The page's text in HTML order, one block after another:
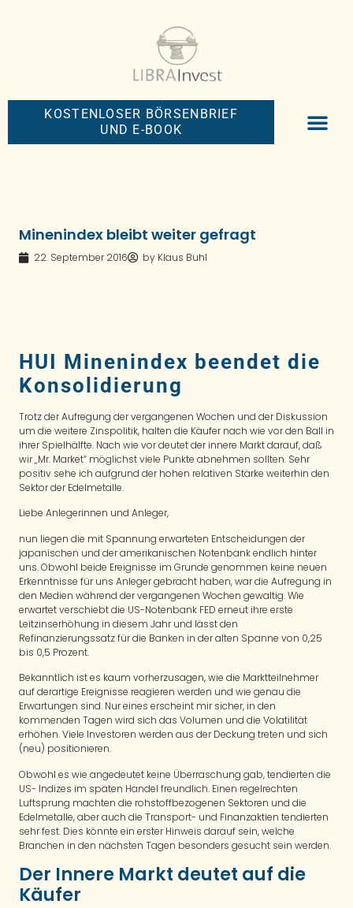
KOSTENLOSER BÖRSENBRIEF
UND E-BOOK
Minenindex bleibt weiter gefragt
22. September 2016 by Klaus Buhl
HUI Minenindex beendet die
Konsolidierung
Trotz der Aufregung der vergangenen Wochen und der Diskussion
um die weitere Zinspolitik, halten die Käufer nach wie vor den Ball in
ihrer Spielhälfte. Nach wie vor deutet der innere Markt darauf, daß
wir „Mr. Market“ möglichst viele Punkte abnehmen sollten. Sehr
positiv sehe ich aufgrund der hohen relativen Stärke weiterhin den
Sektor der Edelmetalle.
Liebe Anlegerinnen und Anleger,
nun liegen die mit Spannung erwarteten Entscheidungen der
japanischen und der amerikanischen Notenbank endlich hinter
uns. Obwohl beide Ereignisse im Grunde genommen keine neuen
Erkenntnisse für uns Anleger gebracht haben, war die Aufregung in
den Medien während der vergangenen Wochen gewaltig. Wie
erwartet verschiebt die US-Notenbank FED erneut ihre erste
Leitzinserhöhung in diesem Jahr und lässt den
Refinanzierungssatz für die Banken in der alten Spanne von 0,25
bis 0,5 Prozent.
Bekanntlich ist es kaum vorherzusagen, wie die Marktteilnehmer
auf derartige Ereignisse reagieren werden und wie genau die
Erwartungen sind. Nur eines erscheint mir sicher, in den
kommenden Tagen wird sich das Volumen und die Volatilität
erhöhen. Viele Investoren werden aus der Deckung treten und sich
(neu) positionieren.
Obwohl es wie angedeutet keine Überraschung gab, tendierten die
US- Indizes im späten Handel freundlich. Einen regelrechten
Luftsprung machten die rohstoffbezogenen Sektoren und die
Edelmetalle, aber auch die Transport- und Finanzaktien tendierten
sehr fest. Dies könnte ein erster Hinweis darauf sein, welche
Branchen in den nächsten Tagen besonders gesucht sein werden.
Der Innere Markt deutet auf die
Käufer